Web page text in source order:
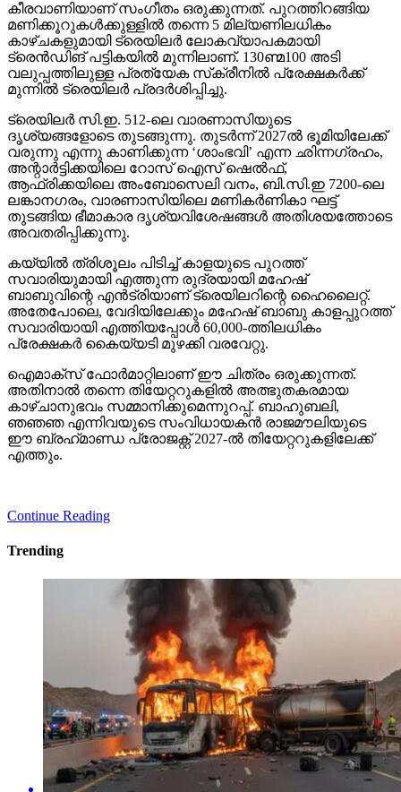
കീരവാണിയാണ് സംഗീതം ഒരുക്കുന്നത്. പുറത്തിറങ്ങിയ
മണിക്കൂറുകള്‍ക്കുള്ളില്‍ തന്നെ 5 മില്യണിലധികം
കാഴ്ചകളുമായി ട്രെയിലര്‍ ലോകവ്യാപകമായി
ട്രെന്‍ഡിങ് പട്ടികയില്‍ മുന്നിലാണ്. 130ണ്മ100 അടി
വലുപ്പത്തിലുള്ള പ്രത്യേക സ്‌ക്രീനില്‍ പ്രേക്ഷകര്‍ക്ക്
മുന്നില്‍ ട്രെയിലര്‍ പ്രദര്‍ശിപ്പിച്ചു.
ട്രെയിലര്‍ സി.ഇ. 512-ലെ വാരണാസിയുടെ
ദൃശ്യങ്ങളോടെ തുടങ്ങുന്നു. തുടര്‍ന്ന് 2027ല്‍ ഭൂമിയിലേക്ക്
വരുന്നു എന്നു കാണിക്കുന്ന ‘ശാംഭവി’ എന്ന ഛിന്നഗ്രഹം,
അന്റാര്‍ട്ടിക്കയിലെ റോസ് ഐസ് ഷെല്‍ഫ്,
ആഫ്രിക്കയിലെ അംബോസെലി വനം, ബി.സി.ഇ 7200-ലെ
ലങ്കാനഗരം, വാരണാസിയിലെ മണികര്‍ണികാ ഘട്ട്
തുടങ്ങിയ ഭീമാകാര ദൃശ്യവിശേഷങ്ങള്‍ അതിശയത്തോടെ
അവതരിപ്പിക്കുന്നു.
കയ്യില്‍ ത്രിശൂലം പിടിച്ച് കാളയുടെ പുറത്ത്
സവാരിയുമായി എത്തുന്ന രുദ്രയായി മഹേഷ്
ബാബുവിന്റെ എന്‍ട്രിയാണ് ട്രെയിലറിന്റെ ഹൈലൈറ്റ്.
അതേപോലെ, വേദിയിലേക്കും മഹേഷ് ബാബു കാളപ്പുറത്ത്
സവാരിയായി എത്തിയപ്പോള്‍ 60,000-ത്തിലധികം
പ്രേക്ഷകര്‍ കൈയ്യടി മുഴക്കി വരവേറ്റു.
ഐമാക്‌സ് ഫോര്‍മാറ്റിലാണ് ഈ ചിത്രം ഒരുക്കുന്നത്.
അതിനാല്‍ തന്നെ തിയേറ്ററുകളില്‍ അത്ഭുതകരമായ
കാഴ്ചാനുഭവം സമ്മാനിക്കുമെന്നുറപ്പ്. ബാഹുബലി,
ഞഞഞ എന്നിവയുടെ സംവിധായകന്‍ രാജമൗലിയുടെ
ഈ ബ്രഹ്‌മാണ്ഡ പ്രോജക്റ്റ് 2027-ല്‍ തിയേറ്ററുകളിലേക്ക്
എത്തും.
Continue Reading
Trending